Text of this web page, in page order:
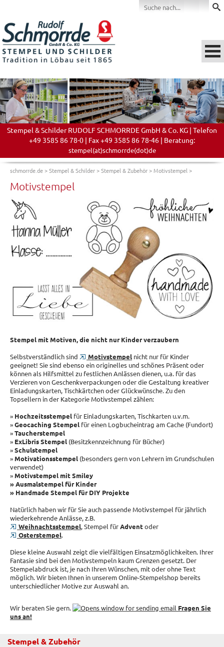
Stempel & Schilder RUDOLF SCHMORRDE GmbH & Co. KG | Telefon
+49 3585 86 78-0 | Fax +49 3585 86 78-46 | Beratung:
stempel(at)schmorrde(dot)de
schmorrde.de>Stempel & Schilder>Stempel & Zubehör> Motivstempel >
Motivstempel
Stempel mit Motiven, die nicht nur Kinder verzaubern
Selbstverständlich sind
Motivstempel nicht nur für Kinder
geeignet! Sie sind ebenso ein originelles und schönes Präsent oder
können als Hilfsmittel zu festlichen Anlässen dienen, u.a. für das
Verzieren von Geschenkverpackungen oder die Gestaltung kreativer
Einladungskarten, Tischkärtchen oder Glückwünsche. Zu den
Topsellern in der Kategorie Motivstempel zählen:
» Hochzeitsstempel für Einladungskarten, Tischkarten u.v.m.
»Geocaching Stempel für einen Logbucheintrag am Cache (Fundort)
»Taucherstempel
» ExLibris Stempel (Besitzkennzeichnung für Bücher)
»Schulstempel
»Motivationsstempel (besonders gern von Lehrern im Grundschulen
verwendet)
»Motivstempel mit Smiley
» Ausmalstempel für Kinder
» Handmade Stempel für DIY Projekte
Natürlich haben wir für Sie auch passende Motivstempel für jährlich
wiederkehrende Anlässe, z.B.
Weihnachtsstempel, Stempel fürAdventoder
Osterstempel.
Diese kleine Auswahl zeigt die vielfältigen Einsatzmöglichkeiten. Ihrer
Fantasie sind bei den Motivstempeln kaum Grenzen gesetzt. Der
Stempelabdruck ist, je nach Ihren Wünschen, mit oder ohne Text
möglich. Wir bieten Ihnen in unserem Online-Stempelshop bereits
unterschiedlicher Motive zur Auswahl an.
Wir beraten Sie gern.
Fragen Sie
uns an!
Stempel & Zubehör